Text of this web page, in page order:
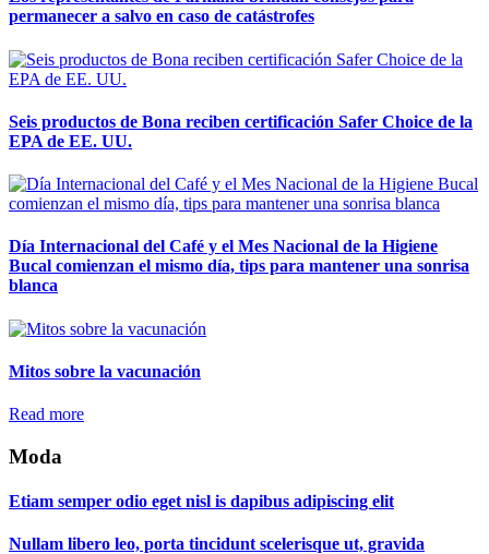
permanecer a salvo en caso de catástrofes
Seis productos de Bona reciben certificación Safer Choice de la
EPA de EE. UU.
Día Internacional del Café y el Mes Nacional de la Higiene
Bucal comienzan el mismo día, tips para mantener una sonrisa
blanca
Mitos sobre la vacunación
Read more
Moda
Etiam semper odio eget nisl is dapibus adipiscing elit
Nullam libero leo, porta tincidunt scelerisque ut, gravida